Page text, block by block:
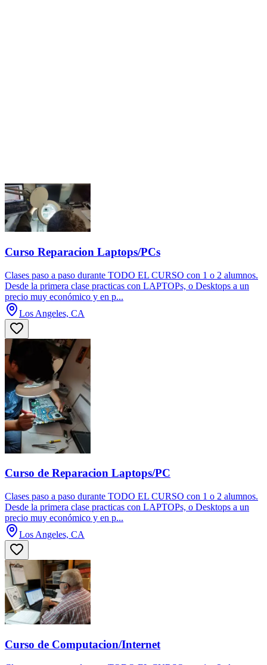
Curso Reparacion Laptops/PCs
Clases paso a paso durante TODO EL CURSO con 1 o 2 alumnos.
Desde la primera clase practicas con LAPTOPs, o Desktops a un
precio muy económico y en p...
Los Angeles, CA
Curso de Reparacion Laptops/PC
Clases paso a paso durante TODO EL CURSO con 1 o 2 alumnos.
Desde la primera clase practicas con LAPTOPs, o Desktops a un
precio muy económico y en p...
Los Angeles, CA
Curso de Computacion/Internet